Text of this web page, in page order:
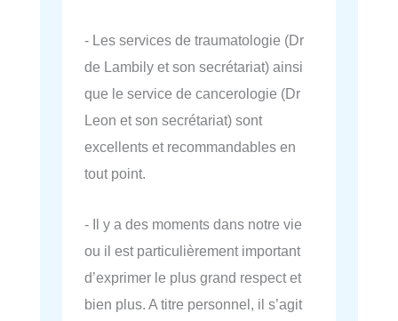
- Les services de traumatologie (Dr
de Lambily et son secrétariat) ainsi
que le service de cancerologie (Dr
Leon et son secrétariat) sont
excellents et recommandables en
tout point.
- Il y a des moments dans notre vie
ou il est particulièrement important
d’exprimer le plus grand respect et
bien plus. A titre personnel, il s’agit